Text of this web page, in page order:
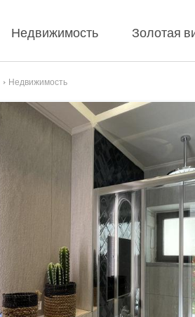
Недвижимость Золотая
Недвижимость